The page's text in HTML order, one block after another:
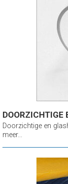
DOORZICHTIGE
Doorzichtige en
meer...